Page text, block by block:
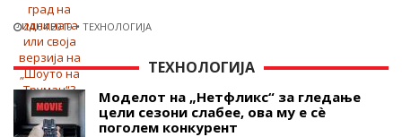
24.04.2019 ТЕХНОЛОГИЈА
ТЕХНОЛОГИЈА
Моделот на „Нетфликс“ за гледање
цели сезони слабее, ова му е сѐ
поголем конкурент